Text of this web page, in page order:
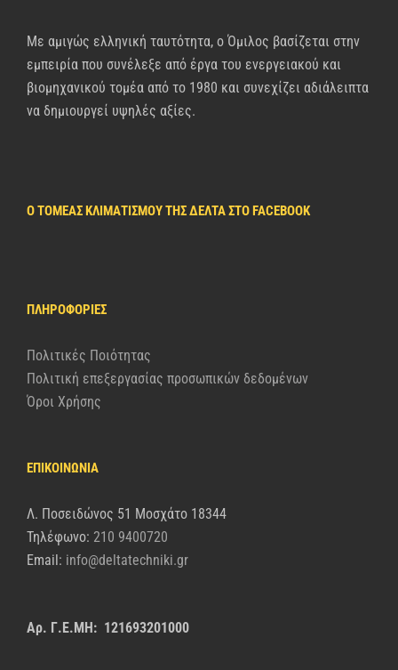
Με αμιγώς ελληνική ταυτότητα, ο Όμιλος βασίζεται στην
εμπειρία που συνέλεξε από έργα του ενεργειακού και
βιομηχανικού τομέα από το 1980 και συνεχίζει αδιάλειπτα
να δημιουργεί υψηλές αξίες.
Ο ΤΟΜΈΑΣ ΚΛΙΜΑΤΙΣΜΟΎ ΤΗΣ ΔΈΛΤΑ ΣΤΟ FACEBOOK
ΠΛΗΡΟΦΟΡΊΕΣ
Πολιτικές Ποιότητας
Πολιτική επεξεργασίας προσωπικών δεδομένων
Όροι Χρήσης
ΕΠΙΚΟΙΝΩΝΙΑ
Λ. Ποσειδώνος 51 Μοσχάτο 18344
Τηλέφωνο: 210 9400720
Email: info@deltatechniki.gr
Αρ. Γ.Ε.ΜΗ: 121693201000